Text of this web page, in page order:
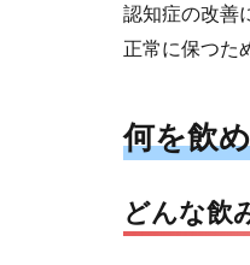
認知症の改善
正常に保つた
何を飲
どんな飲